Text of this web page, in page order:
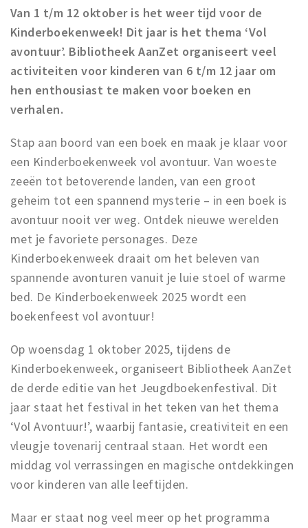
Recreatief
Winkels
Winkelgebieden
Parkeren
Musea, theaters & podia
Uitjes & activiteiten
Toeristische routes
Sport
Natuur
Inloggen
Van 1 t/m 12 oktober is het weer tijd voor de
Kinderboekenweek! Dit jaar is het thema ‘Vol
avontuur’. Bibliotheek AanZet organiseert veel
activiteiten voor kinderen van 6 t/m 12 jaar om
hen enthousiast te maken voor boeken en
verhalen.
Stap aan boord van een boek en maak je klaar voor
een Kinderboekenweek vol avontuur. Van woeste
zeeën tot betoverende landen, van een groot
geheim tot een spannend mysterie – in een boek is
avontuur nooit ver weg. Ontdek nieuwe werelden
met je favoriete personages. Deze
Kinderboekenweek draait om het beleven van
spannende avonturen vanuit je luie stoel of warme
bed. De Kinderboekenweek 2025 wordt een
boekenfeest vol avontuur!
Op woensdag 1 oktober 2025, tijdens de
Kinderboekenweek, organiseert Bibliotheek AanZet
de derde editie van het Jeugdboekenfestival. Dit
jaar staat het festival in het teken van het thema
‘Vol Avontuur!’, waarbij fantasie, creativiteit en een
vleugje tovenarij centraal staan. Het wordt een
middag vol verrassingen en magische ontdekkingen
voor kinderen van alle leeftijden.
Maar er staat nog veel meer op het programma